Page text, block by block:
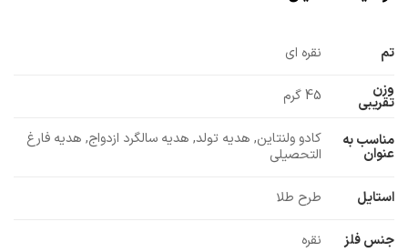
تم
نقره ای
وزن
تقریبی 45 گرم
مناسب به
عنوان
کادو ولنتاین, هدیه تولد, هدیه سالگرد ازدواج, هدیه فارغ
التحصیلی
استایل طرح طلا
جنس فلز نقره